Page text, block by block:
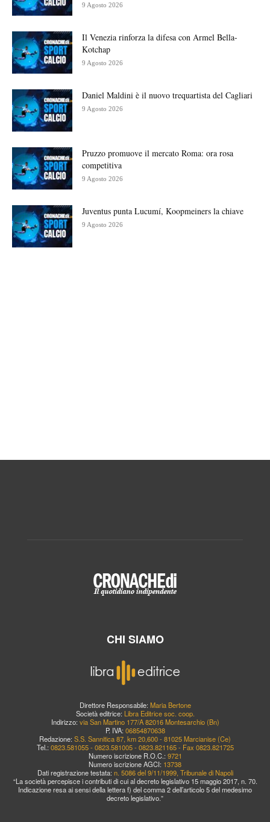
9 Agosto 2026
Il Venezia rinforza la difesa con Armel Bella-
Kotchap
9 Agosto 2026
Daniel Maldini è il nuovo trequartista del Cagliari
9 Agosto 2026
Pruzzo promuove il mercato Roma: ora rosa
competitiva
9 Agosto 2026
Juventus punta Lucumí, Koopmeiners la chiave
9 Agosto 2026
CHI SIAMO
Direttore Responsabile: Maria Bertone
Società editrice: Libra Editrice soc. coop.
Indirizzo: via San Martino 177/A 82016 Montesarchio (Bn)
P. IVA: 06854870638
Redazione: S.S. Sannitica 87, km 20,600 - 81025 Marcianise (Ce)
Tel.: 0823.581055 - 0823.581005 - 0823.821165 - Fax 0823.821725
Numero iscrizione R.O.C.: 9721
Numero iscrizione AGCI: 13738
Dati registrazione testata: n. 5086 del 9/11/1999, Tribunale di Napoli
“La società percepisce i contributi di cui al decreto legislativo 15 maggio 2017, n. 70.
Indicazione resa ai sensi della lettera f) del comma 2 dell’articolo 5 del medesimo
decreto legislativo.”